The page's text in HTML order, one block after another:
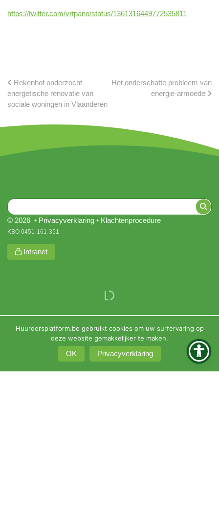
https://twitter.com/vrtpano/status/1361316449772535811
Rekenhof onderzocht
energetische renovatie van
sociale woningen in Vlaanderen
Het onderschatte probleem van
energie-armoede
© 2026 • Privacyverklaring • Klachtenprocedure
KBO 0451-161-351
Intranet
Huurdersplatform.be gebruikt cookies om uw surfervaring op
deze website gemakkelijker te maken.
OK Privacyverklaring